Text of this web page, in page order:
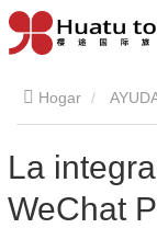
Hogar
La integración de
sea más fácil para
La
WeChat